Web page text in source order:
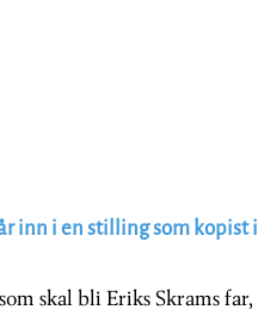
inn i en stilling som kopist i
skal bli Eriks Skrams